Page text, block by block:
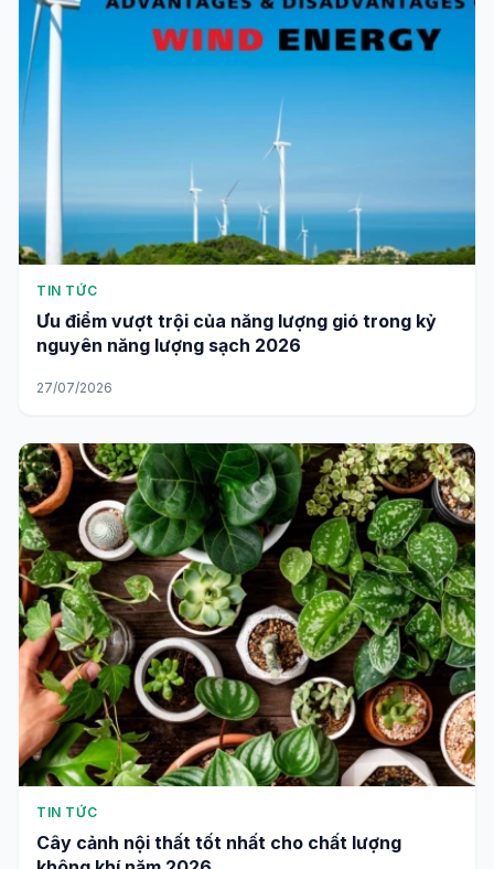
TIN TỨC
Ưu điểm vượt trội của năng lượng gió trong kỷ
nguyên năng lượng sạch 2026
27/07/2026
TIN TỨC
Cây cảnh nội thất tốt nhất cho chất lượng